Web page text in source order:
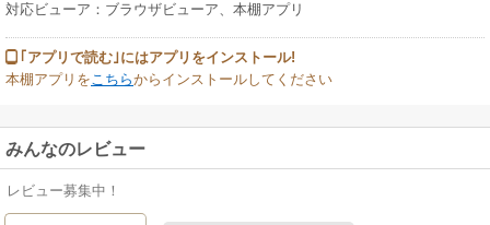
対応ビューア：ブラウザビューア、本棚アプリ
｢アプリで読む｣にはアプリをインストール!
本棚アプリをこちらからインストールしてください
みんなのレビュー
レビュー募集中！